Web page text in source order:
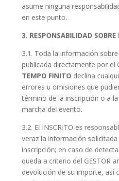
asume ninguna
en este punto.
3. RESPONSABILIDAD
3.1. Toda la información
publicada directamente por el
TEMPO FINITO declina
errores u omisiones que
término de la inscripción o a
marcha del evento.
3.2. El INSCRITO es
veraz la información
inscripción; en caso de
queda a criterio del GESTOR
devolución de su importe, así